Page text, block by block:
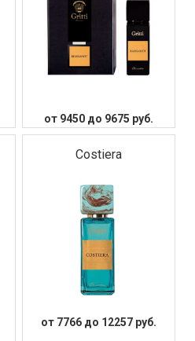
от 9450 до 9675 руб.
Costiera
от 7766 до 12257 руб.